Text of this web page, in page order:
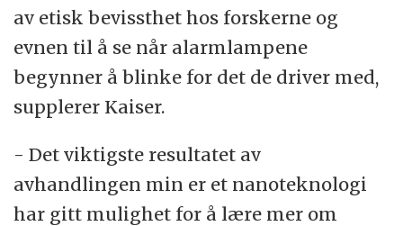
av etisk bevissthet hos forskerne og
evnen til å se når alarmlampene
begynner å blinke for det de driver med,
supplerer Kaiser.
- Det viktigste resultatet av
avhandlingen min er et nanoteknologi
har gitt mulighet for å lære mer om